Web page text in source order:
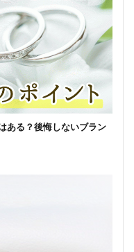
ある？後悔しないブラン